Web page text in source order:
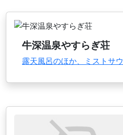
牛深温泉やすらぎ荘